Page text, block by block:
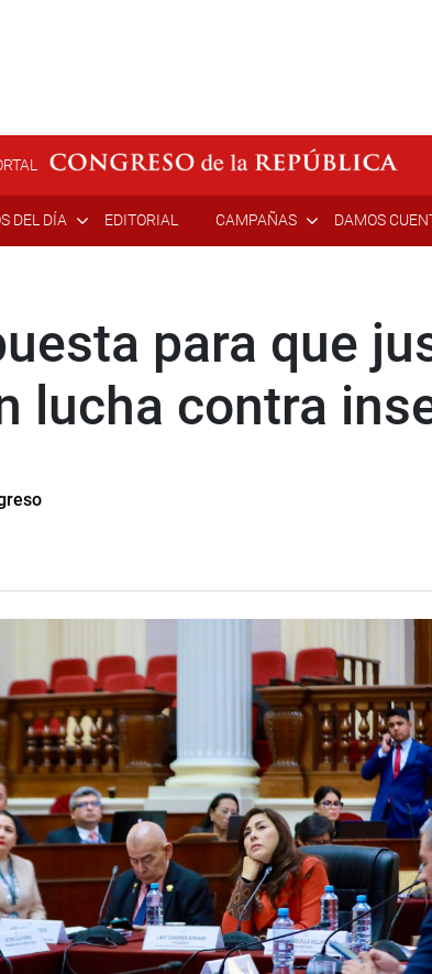
DEL DÍA EDITORIAL CAMPAÑAS DAMOS
para que
lucha contra